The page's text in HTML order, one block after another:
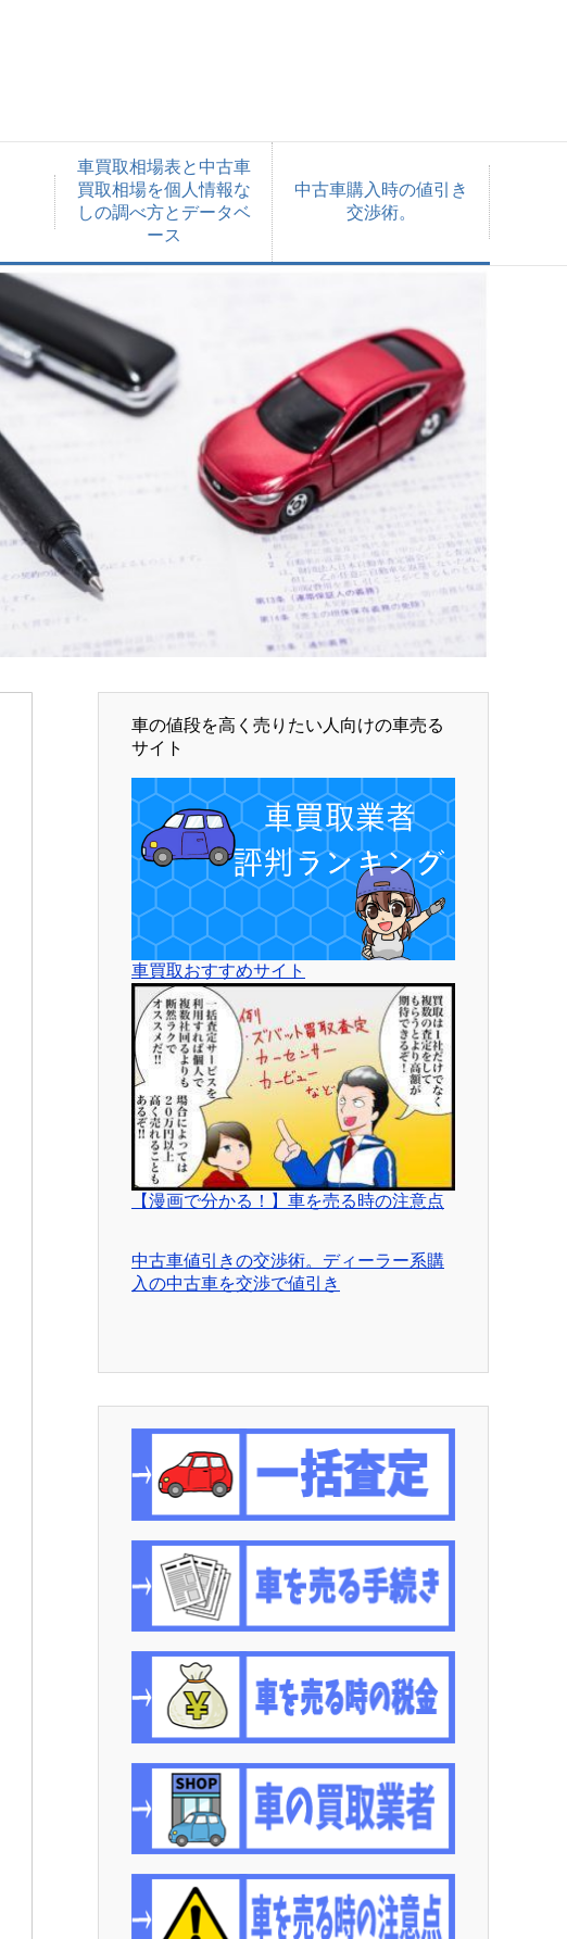
車買取相場表と中古車
買取相場を個人情報な
しの調べ方とデータベ
ース
中古車購入時の値引き
交渉術。
車の値段を高く売りたい人向けの車売る
サイト
車買取おすすめサイト
【漫画で分かる！】車を売る時の注意点
中古車値引きの交渉術。ディーラー系購
入の中古車を交渉で値引き